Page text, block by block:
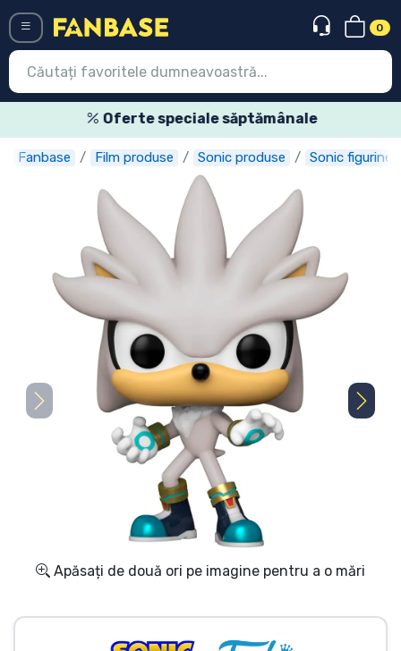
0
Oferte speciale săptămânale
Fanbase Film produse Sonic produse Sonic figurine
Apăsați de două ori pe imagine pentru a o mări
Conectați-vă Înregistrare
Oferte
Expres
Precomenzi
Outlet produse
Transport și plată
Sortare după serie
Sortare după filme
Sortare după desene animate
Sortare după Anime